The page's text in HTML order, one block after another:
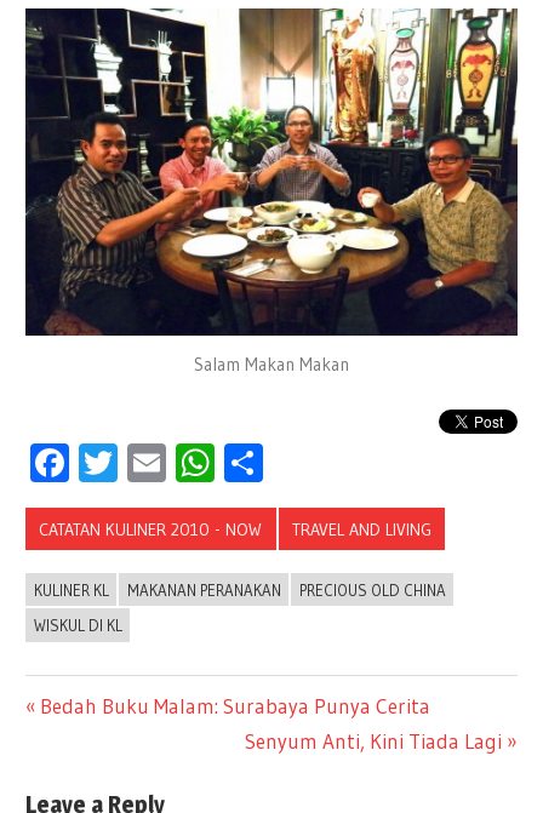
Salam Makan Makan
Facebook
Twitter
EmailWhatsApp
CATATAN KULINER 2010 - NOW TRAVEL AND LIVING
KULINER KL MAKANAN PERANAKAN
PRECIOUS OLD CHINA
WISKUL DI KL
navigation
Previous
Bedah Buku Malam: Surabaya Punya Cerita
Next
Senyum Anti, Kini Tiada Lagi
Leave a Reply